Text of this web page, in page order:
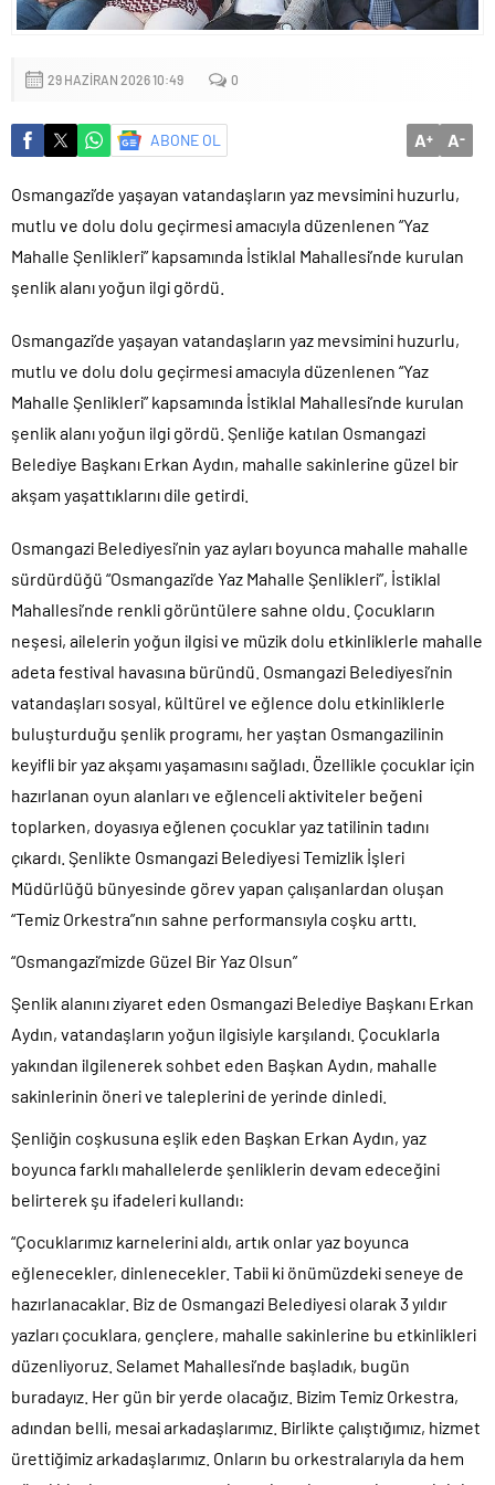
29 HAZIRAN 2026 10:49 0
ABONE OL A+ A-
Osmangazi’de yaşayan vatandaşların yaz mevsimini huzurlu,
mutlu ve dolu dolu geçirmesi amacıyla düzenlenen “Yaz
Mahalle Şenlikleri” kapsamında İstiklal Mahallesi’nde kurulan
şenlik alanı yoğun ilgi gördü.
Osmangazi’de yaşayan vatandaşların yaz mevsimini huzurlu,
mutlu ve dolu dolu geçirmesi amacıyla düzenlenen “Yaz
Mahalle Şenlikleri” kapsamında İstiklal Mahallesi’nde kurulan
şenlik alanı yoğun ilgi gördü. Şenliğe katılan Osmangazi
Belediye Başkanı Erkan Aydın, mahalle sakinlerine güzel bir
akşam yaşattıklarını dile getirdi.
Osmangazi Belediyesi’nin yaz ayları boyunca mahalle mahalle
sürdürdüğü “Osmangazi’de Yaz Mahalle Şenlikleri”, İstiklal
Mahallesi’nde renkli görüntülere sahne oldu. Çocukların
neşesi, ailelerin yoğun ilgisi ve müzik dolu etkinliklerle mahalle
adeta festival havasına büründü. Osmangazi Belediyesi’nin
vatandaşları sosyal, kültürel ve eğlence dolu etkinliklerle
buluşturduğu şenlik programı, her yaştan Osmangazilinin
keyifli bir yaz akşamı yaşamasını sağladı. Özellikle çocuklar için
hazırlanan oyun alanları ve eğlenceli aktiviteler beğeni
toplarken, doyasıya eğlenen çocuklar yaz tatilinin tadını
çıkardı. Şenlikte Osmangazi Belediyesi Temizlik İşleri
Müdürlüğü bünyesinde görev yapan çalışanlardan oluşan
“Temiz Orkestra”nın sahne performansıyla coşku arttı.
“Osmangazi’mizde Güzel Bir Yaz Olsun”
Şenlik alanını ziyaret eden Osmangazi Belediye Başkanı Erkan
Aydın, vatandaşların yoğun ilgisiyle karşılandı. Çocuklarla
yakından ilgilenerek sohbet eden Başkan Aydın, mahalle
sakinlerinin öneri ve taleplerini de yerinde dinledi.
Şenliğin coşkusuna eşlik eden Başkan Erkan Aydın, yaz
boyunca farklı mahallelerde şenliklerin devam edeceğini
belirterek şu ifadeleri kullandı:
“Çocuklarımız karnelerini aldı, artık onlar yaz boyunca
eğlenecekler, dinlenecekler. Tabii ki önümüzdeki seneye de
hazırlanacaklar. Biz de Osmangazi Belediyesi olarak 3 yıldır
yazları çocuklara, gençlere, mahalle sakinlerine bu etkinlikleri
düzenliyoruz. Selamet Mahallesi’nde başladık, bugün
buradayız. Her gün bir yerde olacağız. Bizim Temiz Orkestra,
adından belli, mesai arkadaşlarımız. Birlikte çalıştığımız, hizmet
ürettiğimiz arkadaşlarımız. Onların bu orkestralarıyla da hem